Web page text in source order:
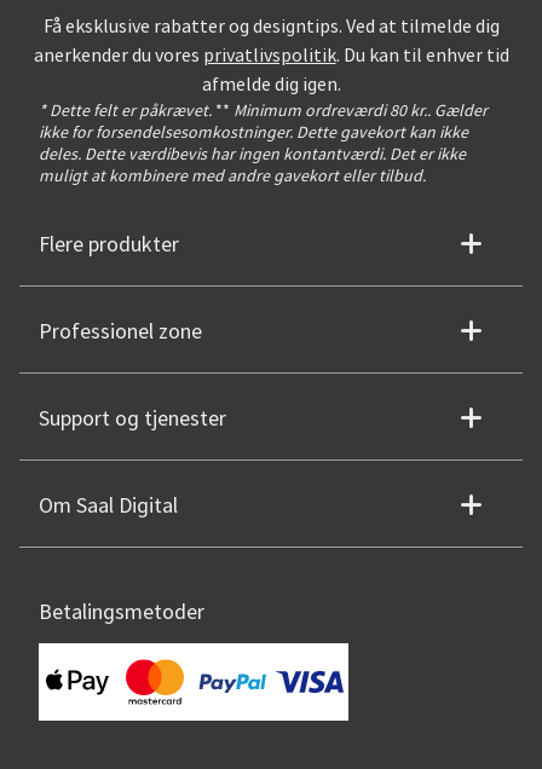
Få eksklusive rabatter og designtips. Ved at tilmelde dig
anerkender du vores privatlivspolitik. Du kan til enhver tid
afmelde dig igen.
* Dette felt er påkrævet. ** Minimum ordreværdi 80 kr.. Gælder
ikke for forsendelsesomkostninger. Dette gavekort kan ikke
deles. Dette værdibevis har ingen kontantværdi. Det er ikke
muligt at kombinere med andre gavekort eller tilbud.
Flere produkter
Professionel zone
Support og tjenester
Om Saal Digital
Betalingsmetoder